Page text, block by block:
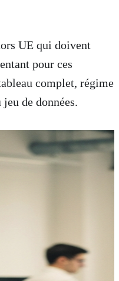
UE qui doivent
pour ces
complet, régime
de données.